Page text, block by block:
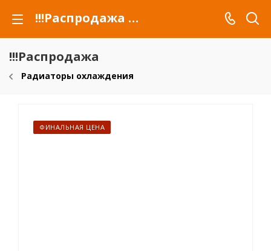
!!!Распродажа для автомобилей российских марок и сельхозтехники
!!!Распродажа
Радиаторы охлаждения
ФИНАЛЬНАЯ ЦЕНА